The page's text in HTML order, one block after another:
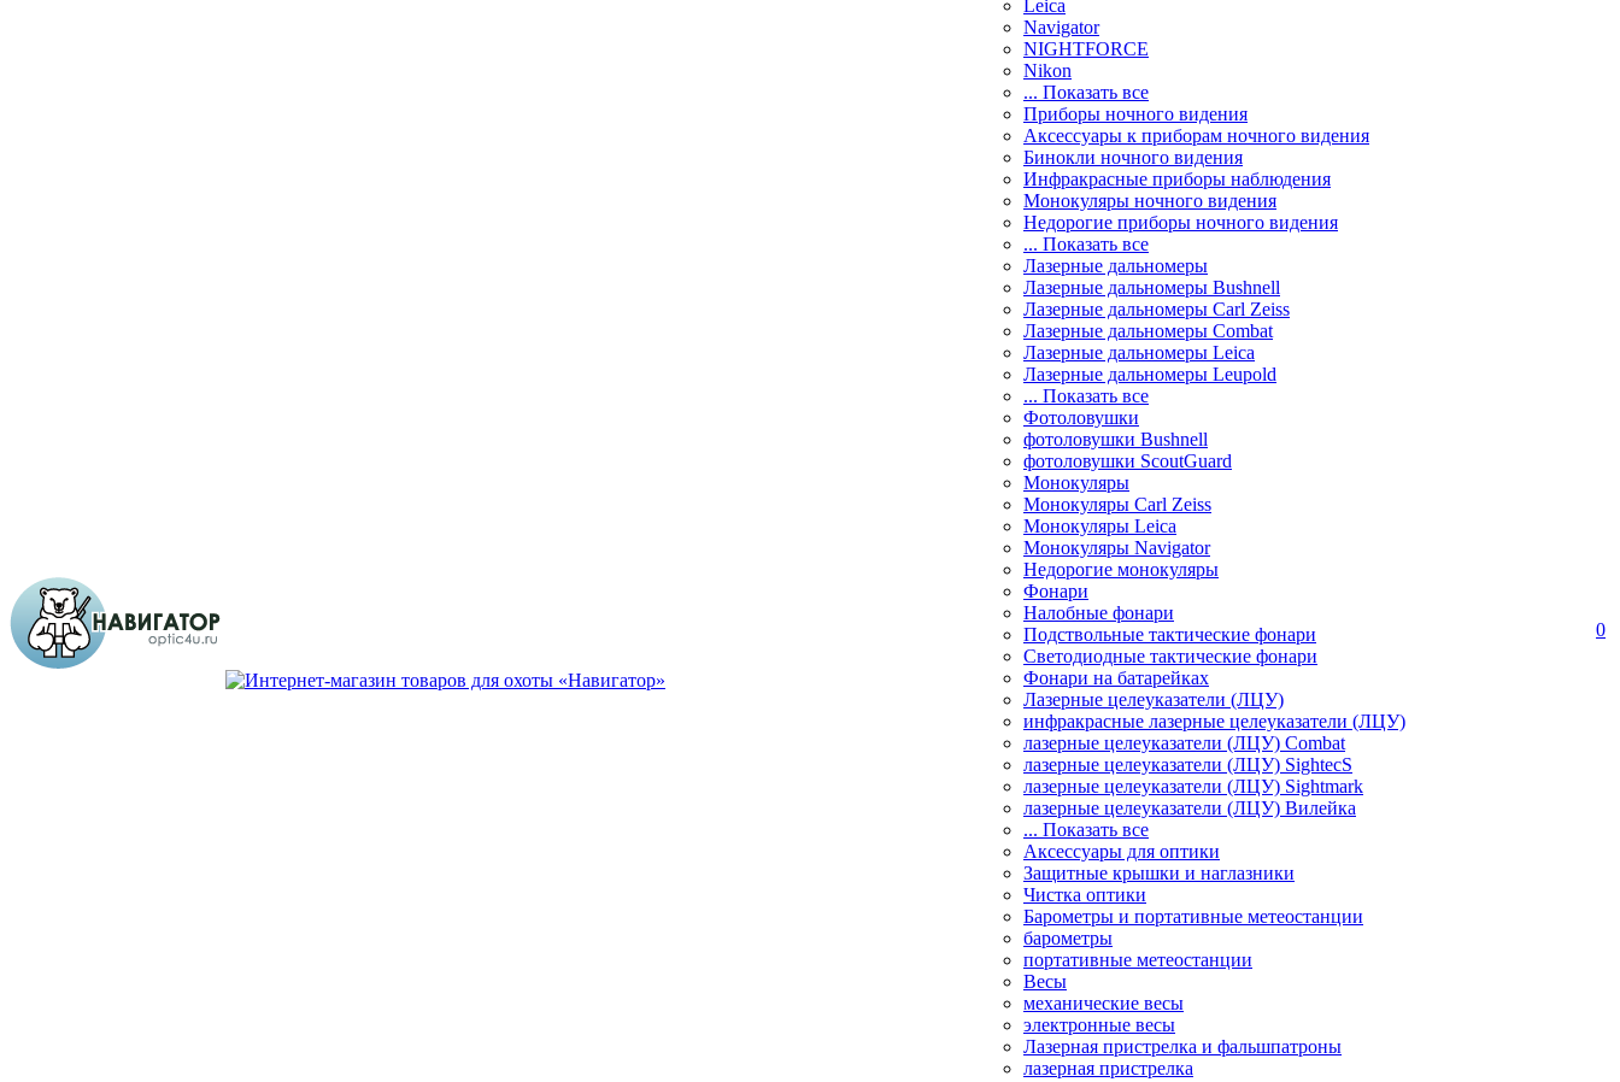
Leica
Navigator
NIGHTFORCE
Nikon
... Показать все
Приборы ночного видения
Аксессуары к приборам ночного видения
Бинокли ночного видения
Инфракрасные приборы наблюдения
Монокуляры ночного видения
Недорогие приборы ночного видения
... Показать все
Лазерные дальномеры
Лазерные дальномеры Bushnell
Лазерные дальномеры Carl Zeiss
Лазерные дальномеры Combat
Лазерные дальномеры Leica
Лазерные дальномеры Leupold
... Показать все
Фотоловушки
фотоловушки Bushnell
фотоловушки ScoutGuard
Монокуляры
Монокуляры Carl Zeiss
Монокуляры Leica
Монокуляры Navigator
Недорогие монокуляры
Фонари
Налобные фонари
Подствольные тактические фонари
Светодиодные тактические фонари
Фонари на батарейках
Лазерные целеуказатели (ЛЦУ)
инфракрасные лазерные целеуказатели (ЛЦУ)
лазерные целеуказатели (ЛЦУ) Combat
лазерные целеуказатели (ЛЦУ) SightecS
лазерные целеуказатели (ЛЦУ) Sightmark
лазерные целеуказатели (ЛЦУ) Вилейка
... Показать все
Аксессуары для оптики
Защитные крышки и наглазники
Чистка оптики
Барометры и портативные метеостанции
барометры
портативные метеостанции
Весы
механические весы
электронные весы
Лазерная пристрелка и фальшпатроны
лазерная пристрелка
0